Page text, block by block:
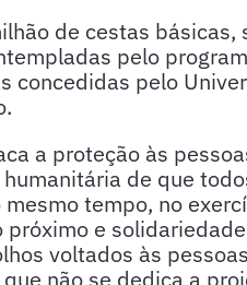
de cestas
pelo
concedidas pelo
a proteção às
de que
tempo, no
e
voltados às
não se dedica a